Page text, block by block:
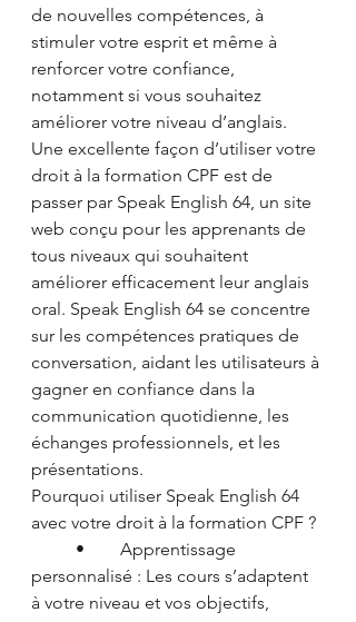
de nouvelles compétences, à
stimuler votre esprit et même à
renforcer votre confiance,
notamment si vous souhaitez
améliorer votre niveau d’anglais.
Une excellente façon d’utiliser votre
droit à la formation CPF est de
passer par Speak English 64, un site
web conçu pour les apprenants de
tous niveaux qui souhaitent
améliorer efficacement leur anglais
oral. Speak English 64 se concentre
sur les compétences pratiques de
conversation, aidant les utilisateurs à
gagner en confiance dans la
communication quotidienne, les
échanges professionnels, et les
présentations.
Pourquoi utiliser Speak English 64
avec votre droit à la formation CPF ?
personnalisé : Les cours s’adaptent
à votre niveau et vos objectifs,